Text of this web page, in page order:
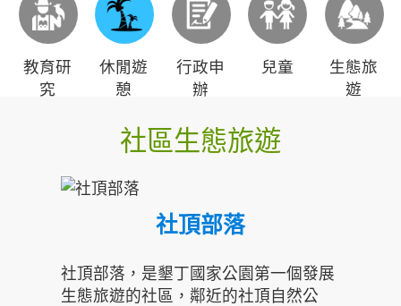
教育研
究
休閒遊
憩
行政申
辦
兒童
生態旅
遊
社區生態旅遊
社頂部落
社頂部落，是墾丁國家公園第一個發展
生態旅遊的社區，鄰近的社頂自然公